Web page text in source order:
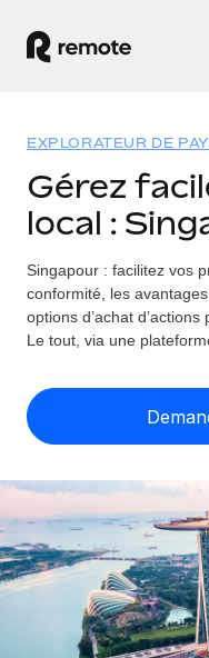
EMPLOI À
Paie multipays
Gérez la paie
Employer of
entités
Gestion des
Intégrez et gérez
PEO
Sous-traitez les
Solutions
COUVERTURE
Explorateur de
Toutes les
Explorateur
Simplifiez
Comparer
Examinez notre
CROISSANCE
Start-ups
Ressources
OUTILS &
Évaluez le risque
Calculez le coût
pays
Calculateur de
Découvrez les
paiement pour
Tarification
English
Nederlands
Français
Deutsch
EXPLORATEUR DE
Gérez
local :
Singapour : facilitez vos
conformité, les
options d’achat
Le tout, via une